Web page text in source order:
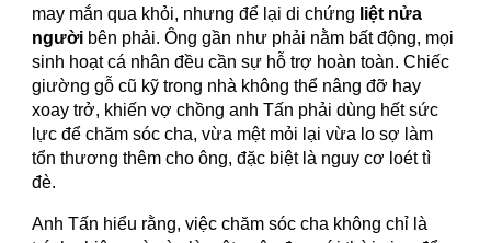
may mắn qua khỏi, nhưng để lại di chứng liệt nửa
người bên phải. Ông gần như phải nằm bất động, mọi
sinh hoạt cá nhân đều cần sự hỗ trợ hoàn toàn. Chiếc
giường gỗ cũ kỹ trong nhà không thể nâng đỡ hay
xoay trở, khiến vợ chồng anh Tấn phải dùng hết sức
lực để chăm sóc cha, vừa mệt mỏi lại vừa lo sợ làm
tổn thương thêm cho ông, đặc biệt là nguy cơ loét tì
đè.
Anh Tấn hiểu rằng, việc chăm sóc cha không chỉ là